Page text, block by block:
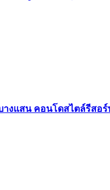
างแสน คอนโดสไตล์รีสอ